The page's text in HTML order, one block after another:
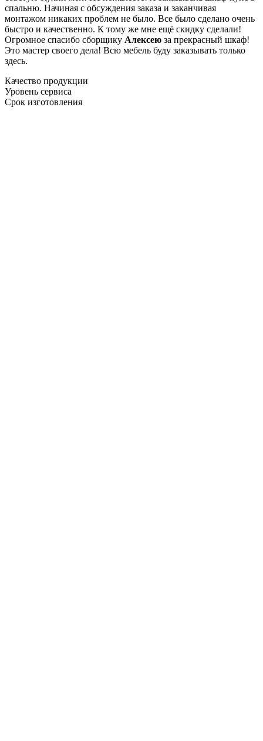
спальню. Начиная с обсуждения заказа и заканчивая
монтажом никаких проблем не было. Все было сделано очень
быстро и качественно. К тому же мне ещё скидку сделали!
Огромное спасибо сборщику Алексею за прекрасный шкаф!
Это мастер своего дела! Всю мебель буду заказывать только
здесь.
Качество продукции
Уровень сервиса
Срок изготовления